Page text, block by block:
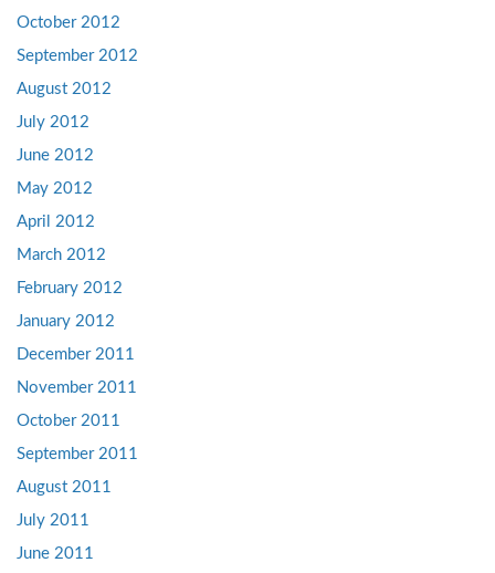
October 2012
September 2012
August 2012
July 2012
June 2012
May 2012
April 2012
March 2012
February 2012
January 2012
December 2011
November 2011
October 2011
September 2011
August 2011
July 2011
June 2011